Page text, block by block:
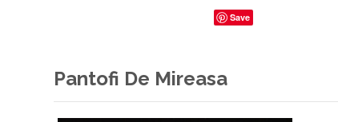
Save
Pantofi De Mireasa